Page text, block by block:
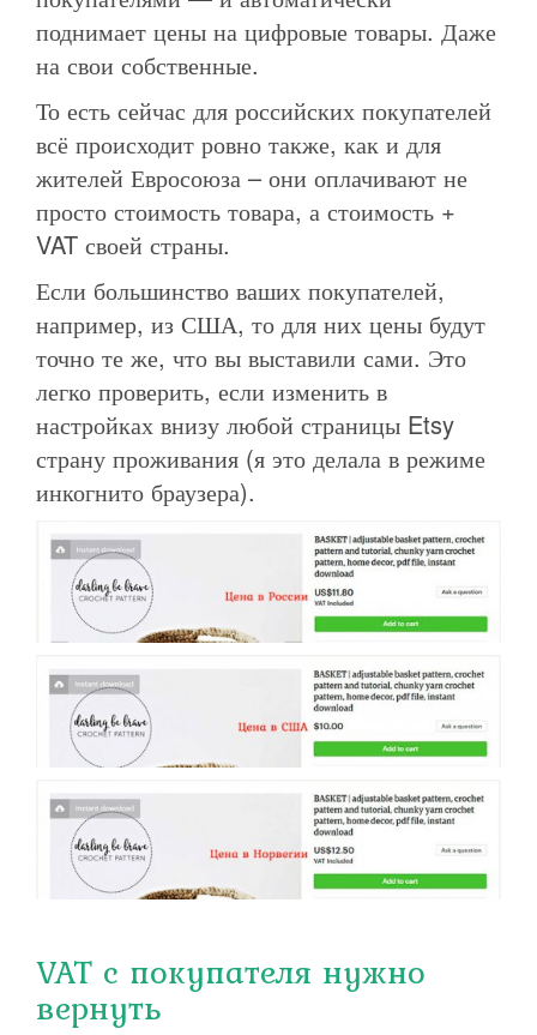
поднимает цены на цифровые товары. Даже
на свои собственные.
То есть сейчас для российских покупателей
всё происходит ровно также, как и для
жителей Евросоюза – они оплачивают не
просто стоимость товара, а стоимость +
VAT своей страны.
Если большинство ваших покупателей,
например, из США, то для них цены будут
точно те же, что вы выставили сами. Это
легко проверить, если изменить в
настройках внизу любой страницы Etsy
страну проживания (я это делала в режиме
инкогнито браузера).
VAT с покупателя нужно
вернуть